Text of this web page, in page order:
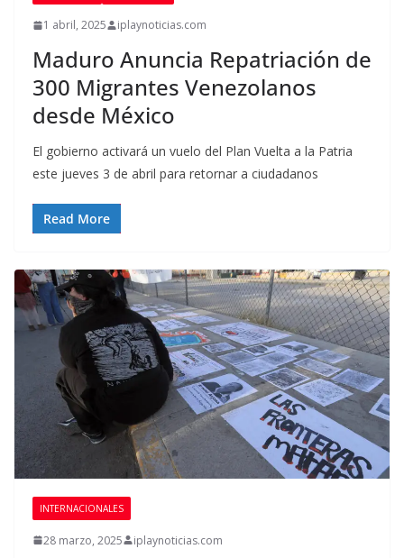
1 abril, 2025 iplaynoticias.com
Maduro Anuncia Repatriación de
300 Migrantes Venezolanos
desde México
El gobierno activará un vuelo del Plan Vuelta a la Patria
este jueves 3 de abril para retornar a ciudadanos
Read More
INTERNACIONALES
28 marzo, 2025 iplaynoticias.com